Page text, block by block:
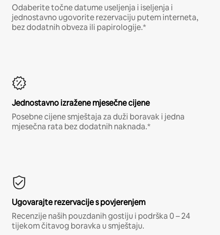
Odaberite točne datume useljenja i iseljenja i
jednostavno ugovorite rezervaciju putem interneta,
bez dodatnih obveza ili papirologije.*
Jednostavno izražene mjesečne cijene
Posebne cijene smještaja za duži boravak i jedna
mjesečna rata bez dodatnih naknada.*
Ugovarajte rezervacije s povjerenjem
Recenzije naših pouzdanih gostiju i podrška 0 – 24
tijekom čitavog boravka u smještaju.